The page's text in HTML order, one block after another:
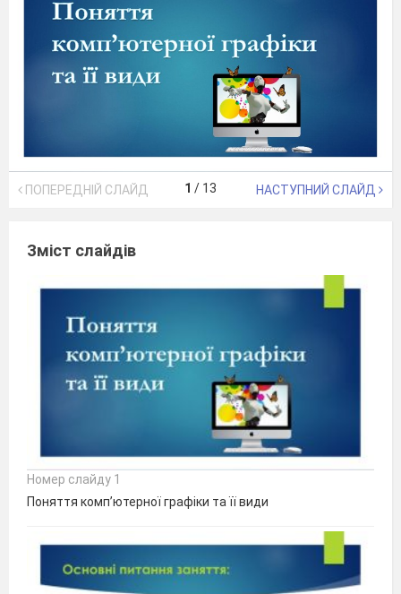
ПОПЕРЕДНІЙ СЛАЙД 1 / 13 НАСТУПНИЙ СЛАЙД
Зміст слайдів
Номер слайду 1
Поняття комп’ютерної графіки та її види